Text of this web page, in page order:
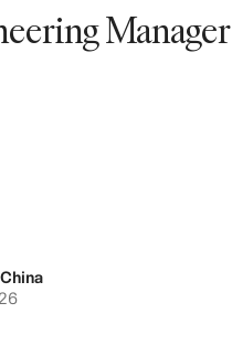
展
Manager
China